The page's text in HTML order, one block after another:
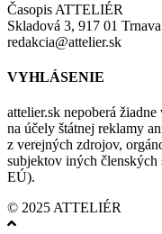
Časopis ATTELIÉR
Skladová 3, 917 01 Trnava
redakcia@attelier.sk
VYHLÁSENIE
attelier.sk nepoberá
na účely štátnej reklamy
z verejných zdrojov,
subjektov iných členských
EÚ).
© 2025 ATTELIÉR